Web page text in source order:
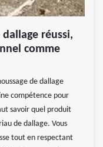
réussi,
comme
de dallage
compétence pour
savoir quel produit
de dallage. Vous
tout en respectant